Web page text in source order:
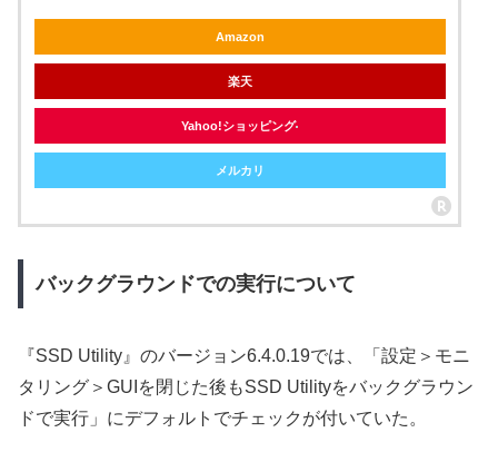
Amazon
楽天
Yahoo!ショッピング
メルカリ
バックグラウンドでの実行について
『SSD Utility』のバージョン6.4.0.19では、「設定＞モニ
タリング＞GUIを閉じた後もSSD Utilityをバックグラウン
ドで実行」にデフォルトでチェックが付いていた。